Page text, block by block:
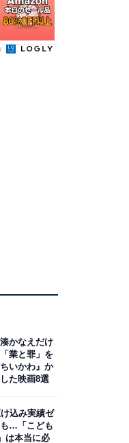
かなえだけ
業と罪」を
いかわ』か
た映画8選
込み実績ゼ
…「こども
は本当に必